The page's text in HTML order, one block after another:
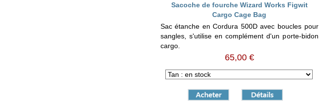
Sacoche de fourche Wizard Works Figwit
Cargo Cage Bag
Sac étanche en Cordura 500D avec boucles pour
sangles, s'utilise en complément d'un porte-bidon
cargo.
65,00 €